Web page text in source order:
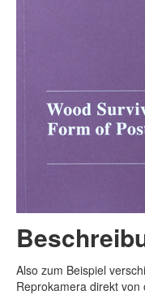
Also zum Beispiel
Reprokamera direkt